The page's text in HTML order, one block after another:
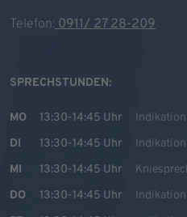
Telefon: 0911/ 27 28-209
SPRECHSTUNDEN:
MO 13:30-14:45 Uhr
DI
13:30-14:45 Uhr
MI
13:30-14:45 Uhr
DO
13:30-14:45 Uhr